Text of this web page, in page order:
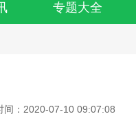
专题大全
间：2020-07-10 09:07:08